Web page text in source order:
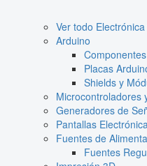
Ver todo
Arduino
Placas
Shields y
Microcontroladores
Generadores de
Pantallas
Fuentes de
Fuentes